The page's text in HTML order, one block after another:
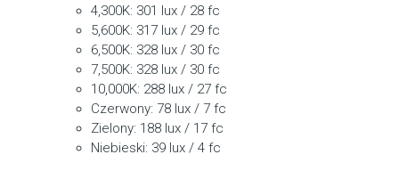
4,300K: 301 lux / 28 fc
5,600K: 317 lux / 29 fc
6,500K: 328 lux / 30 fc
7,500K: 328 lux / 30 fc
10,000K: 288 lux / 27 fc
Czerwony: 78 lux / 7 fc
Zielony: 188 lux / 17 fc
Niebieski: 39 lux / 4 fc